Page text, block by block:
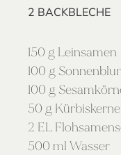
2 BACKBLECHE
150 g Leinsamen
100 g
100 g
50 g Kürbiskerne
2 EL
500 ml Wasser